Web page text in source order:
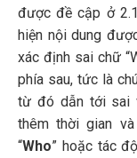
được đề cập ở
hiện nội dung
xác định sai chữ
phía sau, tức là
từ đó dẫn tới sai
thêm thời gian
“Who” hoặc tác